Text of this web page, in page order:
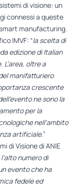
di visione: un
connessi a queste
manufacturing.
IMVF: “la scelta di
edizione di Italian
oltre a
manifatturiero
crescente
ne sono la
per la
nell’ambito
artificiale.”
di Visione di ANIE
numero di
evento che ha
fedele ed